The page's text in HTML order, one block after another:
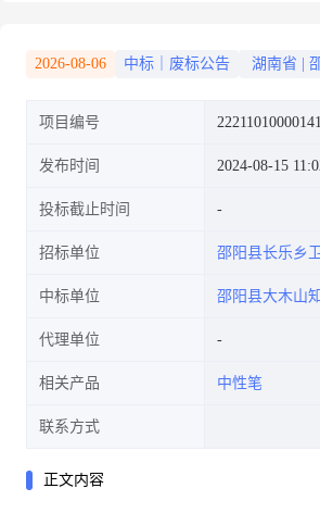
2026-08-06 中标｜废标公告 湖南省
项目编号
发布时间 2024-08-15
投标截止时间
招标单位 邵阳县长乐乡
中标单位 邵阳县大木山
代理单位
相关产品 中性笔
联系方式
正文内容